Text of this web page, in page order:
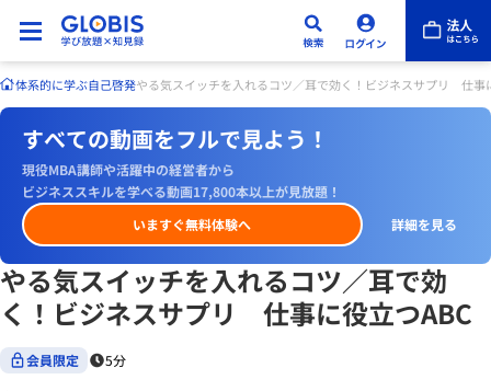
体系的に学ぶ自己啓発やる気スイッチを入れるコツ／耳で効く！ビジネスサプリ 仕事
すべての動画をフルで見よう！
現役MBA講師や活躍中の経営者から
ビジネススキルを学べる動画17,800本以上が見放題！
いますぐ無料体験へ
詳細を見る
やる気スイッチを入れるコツ／耳で効
く！ビジネスサプリ 仕事に役立つABC
会員限定 5分